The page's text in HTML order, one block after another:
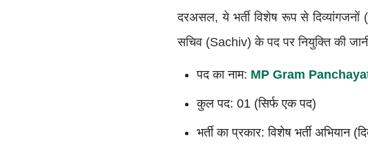
दरअसल, ये भर्ती विशेष रूप से
सचिव (Sachiv) के पद पर नियुक्ति की
पद का नाम: MP Gram
कुल पद: 01 (सिर्फ एक पद)
भर्ती का प्रकार: विशेष भर्ती अभियान